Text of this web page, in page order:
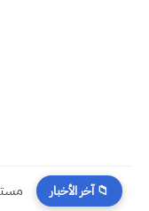
📁 آخر الأخبار